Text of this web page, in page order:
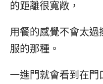
的距離很寬敞，
用餐的感覺不會太過
服的那種。
一進門就會看到在門